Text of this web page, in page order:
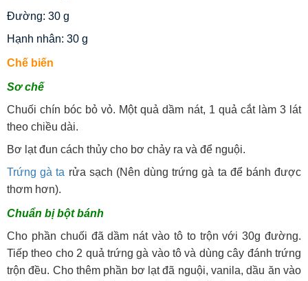
Đường: 30 g
Hạnh nhân: 30 g
Chế biến
Sơ chế
Chuối chín bóc bỏ vỏ. Một quả dầm nát, 1 quả cắt làm 3 lát
theo chiều dài.
Bơ lạt đun cách thủy cho bơ chảy ra và để nguội.
Trứng gà ta rửa sạch (Nên dùng trứng gà ta để bánh được
thơm hơn).
Chuẩn bị bột bánh
Cho phần chuối đã dầm nát vào tô to trộn với 30g đường.
Tiếp theo cho 2 quả trứng gà vào tô và dùng cây đánh trứng
trộn đều. Cho thêm phần bơ lạt đã nguội, vanila, dầu ăn vào